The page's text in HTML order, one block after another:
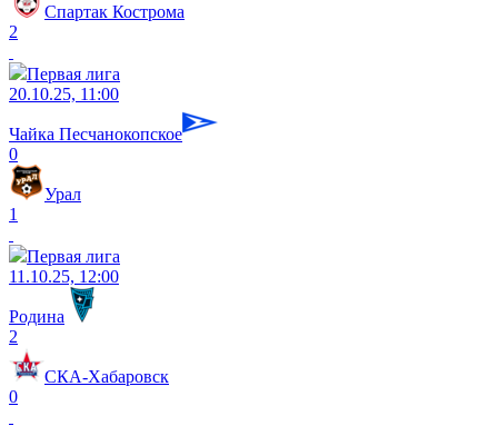
Спартак Кострома
2
Первая лига
20.10.25, 11:00
Чайка Песчанокопское
0
Урал
1
Первая лига
11.10.25, 12:00
Родина
2
СКА-Хабаровск
0